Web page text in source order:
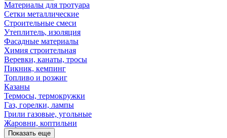
Материалы для тротуара
Сетки металлические
Строительные смеси
Утеплитель, изоляция
Фасадные материалы
Химия строительная
Веревки, канаты, тросы
Пикник, кемпинг
Топливо и розжиг
Казаны
Термосы, термокружки
Газ, горелки, лампы
Грили газовые, угольные
Жаровни, коптильни
Показать еще